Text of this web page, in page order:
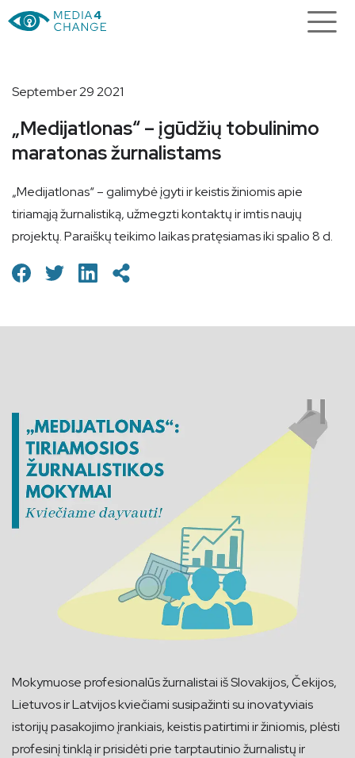
September 29 2021
„Medijatlonas“ – įgūdžių tobulinimo
maratonas žurnalistams
„Medijatlonas“ – galimybė įgyti ir keistis žiniomis apie
tiriamąją žurnalistiką, užmegzti kontaktų ir imtis naujų
projektų. Paraiškų teikimo laikas pratęsiamas iki spalio 8 d.
Mokymuose profesionalūs žurnalistai iš Slovakijos, Čekijos,
Lietuvos ir Latvijos kviečiami susipažinti su inovatyviais
istorijų pasakojimo įrankiais, keistis patirtimi ir žiniomis, plėsti
profesinį tinklą ir prisidėti prie tarptautinio žurnalistų ir